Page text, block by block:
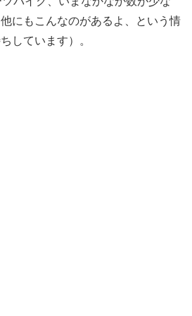
にもこんなのがあるよ、という情
しています）。